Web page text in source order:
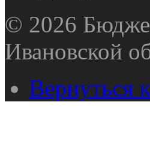
© 2026
Ивановской
Вернуться